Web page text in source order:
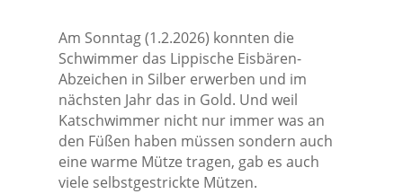
Am Sonntag (1.2.2026) konnten die
Schwimmer das Lippische Eisbären-
Abzeichen in Silber erwerben und im
nächsten Jahr das in Gold. Und weil
Katschwimmer nicht nur immer was an
den Füßen haben müssen sondern auch
eine warme Mütze tragen, gab es auch
viele selbstgestrickte Mützen.